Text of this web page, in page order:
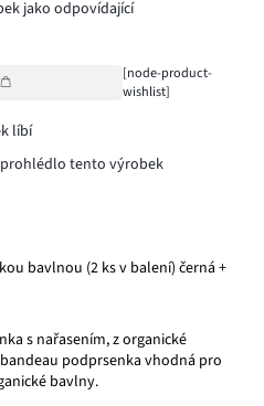
jako odpovídající
[node-product-
wishlist]
líbí
tento výrobek
bavlnou (2 ks v balení) černá +
s nařasením, z organické
podprsenka vhodná pro
bavlny.